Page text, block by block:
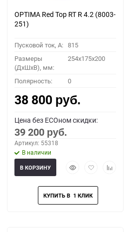
OPTIMA Red Top RT R 4.2 (8003-
251)
Пусковой ток, A: 815
Размеры
(ДхШхВ), мм:
254x175x200
Полярность: 0
38 800 руб.
Цена без ECOном скидки:
39 200 руб.
Артикул: 55318
В наличии
БыстрыйДобавить
избранное
Добавить
В КОРЗИНУ